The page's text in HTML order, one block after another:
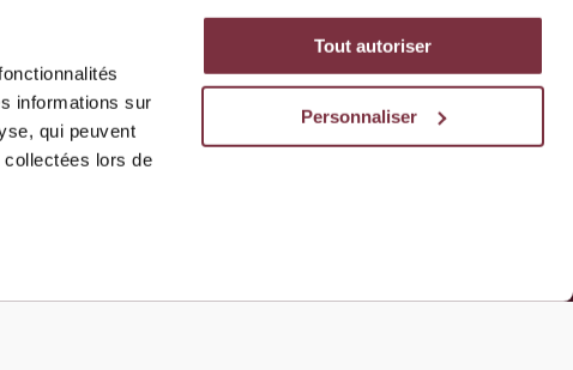
informations sur
qui peuvent
lors de
Tout autoriser
Personnaliser
Inscrivez-vous et soyez au courant des dernières nouvelles
concernant votre club.